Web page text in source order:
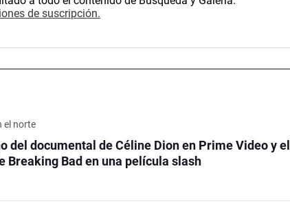
de suscripción.
el norte
del documental de Céline Dion en Prime Video y el
Breaking Bad en una película slash